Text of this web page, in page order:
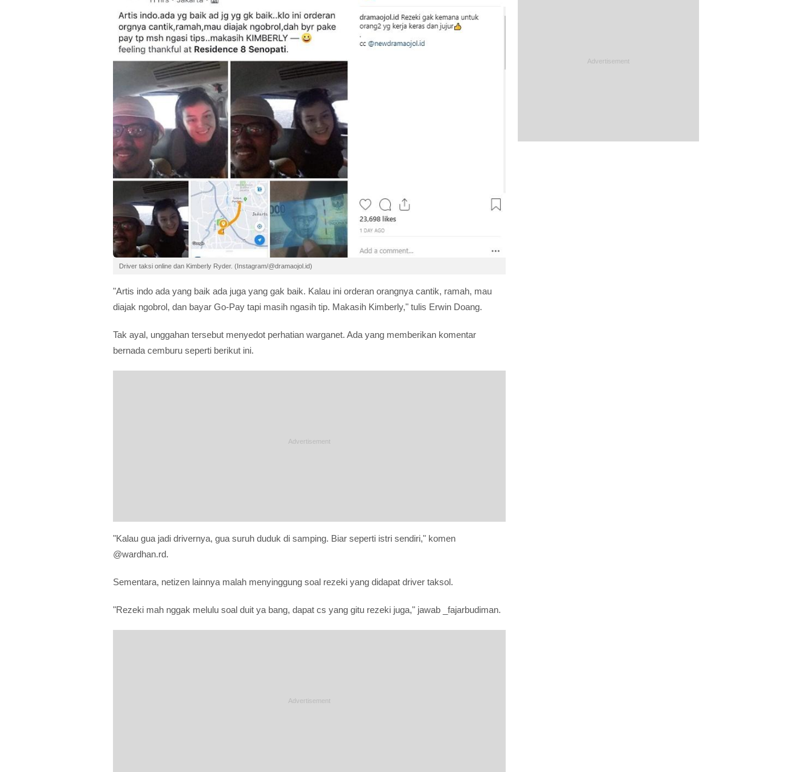
Driver taksi online dan Kimberly Ryder. (Instagram/@dramaojol.id)
"Artis indo ada yang baik ada juga yang gak baik. Kalau ini orderan orangnya cantik, ramah, mau
diajak ngobrol, dan bayar Go-Pay tapi masih ngasih tip. Makasih Kimberly," tulis Erwin Doang.
Tak ayal, unggahan tersebut menyedot perhatian warganet. Ada yang memberikan komentar
bernada cemburu seperti berikut ini.
"Kalau gua jadi drivernya, gua suruh duduk di samping. Biar seperti istri sendiri," komen
@wardhan.rd.
Sementara, netizen lainnya malah menyinggung soal rezeki yang didapat driver taksol.
"Rezeki mah nggak melulu soal duit ya bang, dapat cs yang gitu rezeki juga," jawab _fajarbudiman.